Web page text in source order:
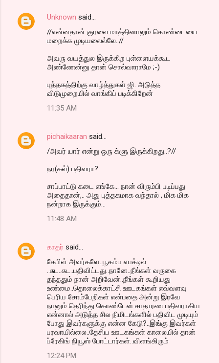
Unknown said…
//என்னதான் குரலை மாத்தினாலும் கொண்டையை
மறைக்க முடியலைல்லே..//
அவரு வயத்துல இருக்கிற புள்ளையக்கூட
அண்ணேன்னு தான் சொல்வாராமே ;-)
புத்தகத்திற்கு வாழ்த்துகள் ஜி. அடுத்த
விடுமுறையில் வாங்கிப் படிக்கிறேன்
11:35 AM
pichaikaaran said…
/அவர் யார் என்று ஒரு க்ளூ இருக்கிறது..?//
நர(கல்) பதிவரா?
சாப்பாட்டு கடை எங்கே... நான் விரும்பி படிப்பது
அதைதான்,.. அது புத்தகமாக வந்தால் , மிக மிக
நன்றாக இருக்கும்...
11:48 AM
காதர் said…
கேபிள் அவர்களே..பூகம்ப எபக்டில்
..சுட..சுட..பதிவிட்டது..நானே..நீங்கள் வருகை
தந்ததும் நான் அறிவேன்..நீங்கள் கூறியது
உண்மை..தொலைக்காட்சி ஊடகங்கள் எவ்வளவு
பெரிய சோம்பேறிகள் என்பதை அன்று இரவே
நானும் தெரிந்து கொண்டேன்.சாதாரண பதிவராகிய
என்னால் அடுத்த சில நிமிடங்களில் பதிவிட முடியும்
போது இவர்களுக்கு என்ன கேடு?..இங்கு இவர்கள்
பரவாயில்லை..தேசிய ஊடகங்கள் காலையில் தான்
ப்ரேகிங் நியூஸ் போட்டார்கள்..விளங்கிரும்
12:24 PM